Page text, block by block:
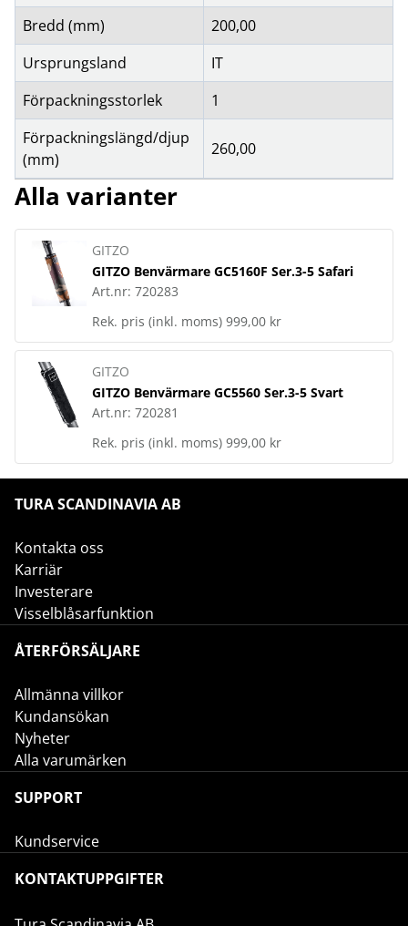
Bredd (mm)
200,00
Ursprungsland
IT
Förpackningsstorlek
1
Förpackningslängd/djup
(mm)
260,00
Alla varianter
GITZO
GITZO Benvärmare GC5160F Ser.3-5 Safari
Art.nr: 720283
Rek. pris (inkl. moms) 999,00 kr
GITZO
GITZO Benvärmare GC5560 Ser.3-5 Svart
Art.nr: 720281
Rek. pris (inkl. moms) 999,00 kr
TURA SCANDINAVIA AB
Kontakta oss
Karriär
Investerare
Visselblåsarfunktion
ÅTERFÖRSÄLJARE
Allmänna villkor
Kundansökan
Nyheter
Alla varumärken
SUPPORT
Kundservice
KONTAKTUPPGIFTER